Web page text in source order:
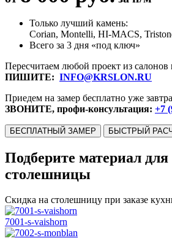
Только лучший камень:
Corian, Montelli, HI-MACS,
Всего за 3 дня «под ключ»
Пересчитаем любой проект из салонов
ПИШИТЕ: INFO@KRSLON.RU
Приедем на замер бесплатно уже
ЗВОНИТЕ, профи-консультация: +7
БЕСПЛАТНЫЙ ЗАМЕР БЫСТРЫЙ
Подберите материал
столешницы
Скидка на столешницу при заказе
7001-s-vaishorn